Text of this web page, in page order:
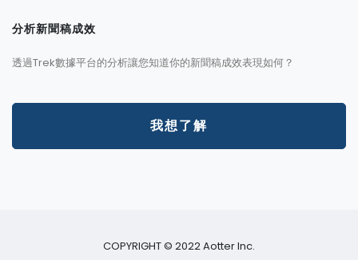
分析新聞稿成效
透過Trek數據平台的分析讓您知道你的新聞稿成效表現如何？
我想了解
COPYRIGHT © 2022 Aotter Inc.